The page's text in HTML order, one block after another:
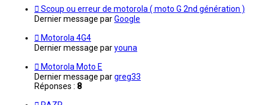
Scoup ou erreur de motorola ( moto G 2nd génération )
Dernier message parGoogle
Motorola 4G4
Dernier message paryouna
Motorola Moto E
Dernier message pargreg33
Réponses : 8